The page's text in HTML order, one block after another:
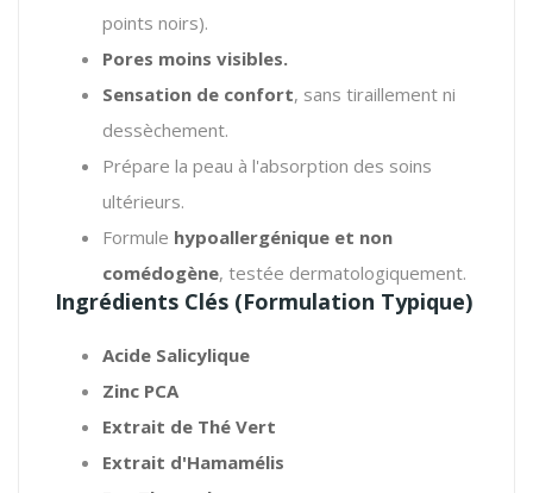
points noirs).
Pores moins visibles.
Sensation de confort, sans tiraillement ni
dessèchement.
Prépare la peau à l'absorption des soins
ultérieurs.
Formule hypoallergénique et non
comédogène, testée dermatologiquement.
Ingrédients Clés (Formulation Typique)
Acide Salicylique
Zinc PCA
Extrait de Thé Vert
Extrait d'Hamamélis